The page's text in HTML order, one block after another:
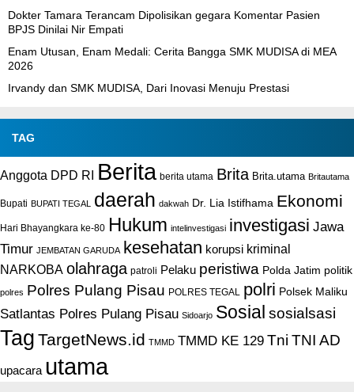
Dokter Tamara Terancam Dipolisikan gegara Komentar Pasien
BPJS Dinilai Nir Empati
Enam Utusan, Enam Medali: Cerita Bangga SMK MUDISA di MEA
2026
Irvandy dan SMK MUDISA, Dari Inovasi Menuju Prestasi
TAG
Anggota DPD RI Berita berita utama Brita Brita.utama Britautama
Bupati BUPATI TEGAL daerah dakwah Dr. Lia Istifhama Ekonomi
Hari Bhayangkara ke-80 Hukum intelinvestigasi investigasi Jawa
Timur JEMBATAN GARUDA kesehatan korupsi kriminal
NARKOBA olahraga patroli Pelaku peristiwa Polda Jatim politik
polres Polres Pulang Pisau POLRES TEGAL polri Polsek Maliku
Satlantas Polres Pulang Pisau Sidoarjo Sosial sosialsasi
Tag TargetNews.id TMMD TMMD KE 129 Tni TNI AD
upacara utama